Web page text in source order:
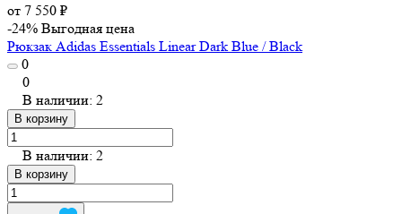
от 7 550 ₽
-24% Выгодная цена
Рюкзак Adidas Essentials Linear Dark Blue / Black
0
0
В наличии: 2
В корзину
В наличии: 2
В корзину